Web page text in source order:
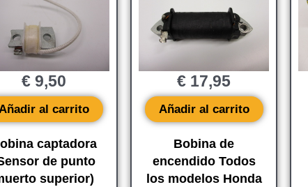
captadora
de punto
superior)
€9,50
al carrito
Bobina de
encendido Todos
los modelos Honda
€ 17,95
Añadir al carrito